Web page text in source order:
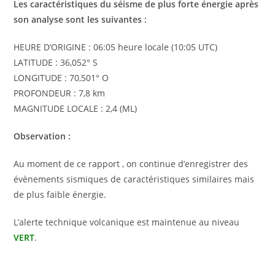
Les caractéristiques du séisme de plus forte énergie après
son analyse sont les suivantes :
HEURE D’ORIGINE : 06:05 heure locale (10:05 UTC)
LATITUDE : 36,052° S
LONGITUDE : 70,501° O
PROFONDEUR : 7,8 km
MAGNITUDE LOCALE : 2,4 (ML)
Observation :
Au moment de ce rapport , on continue d’enregistrer des
évènements sismiques de caractéristiques similaires mais
de plus faible énergie.
L’alerte technique volcanique est maintenue au niveau
VERT.